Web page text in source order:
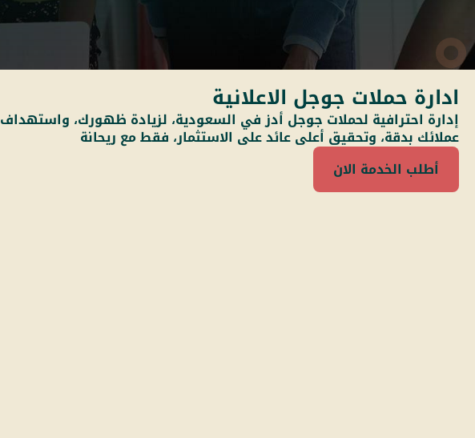
ادارة حملات جوجل الاعلانية
إدارة احترافية لحملات جوجل أدز في السعودية، لزيادة ظهورك، واستهداف
عملائك بدقة، وتحقيق أعلى عائد على الاستثمار، فقط مع ريحانة
أطلب الخدمة الان